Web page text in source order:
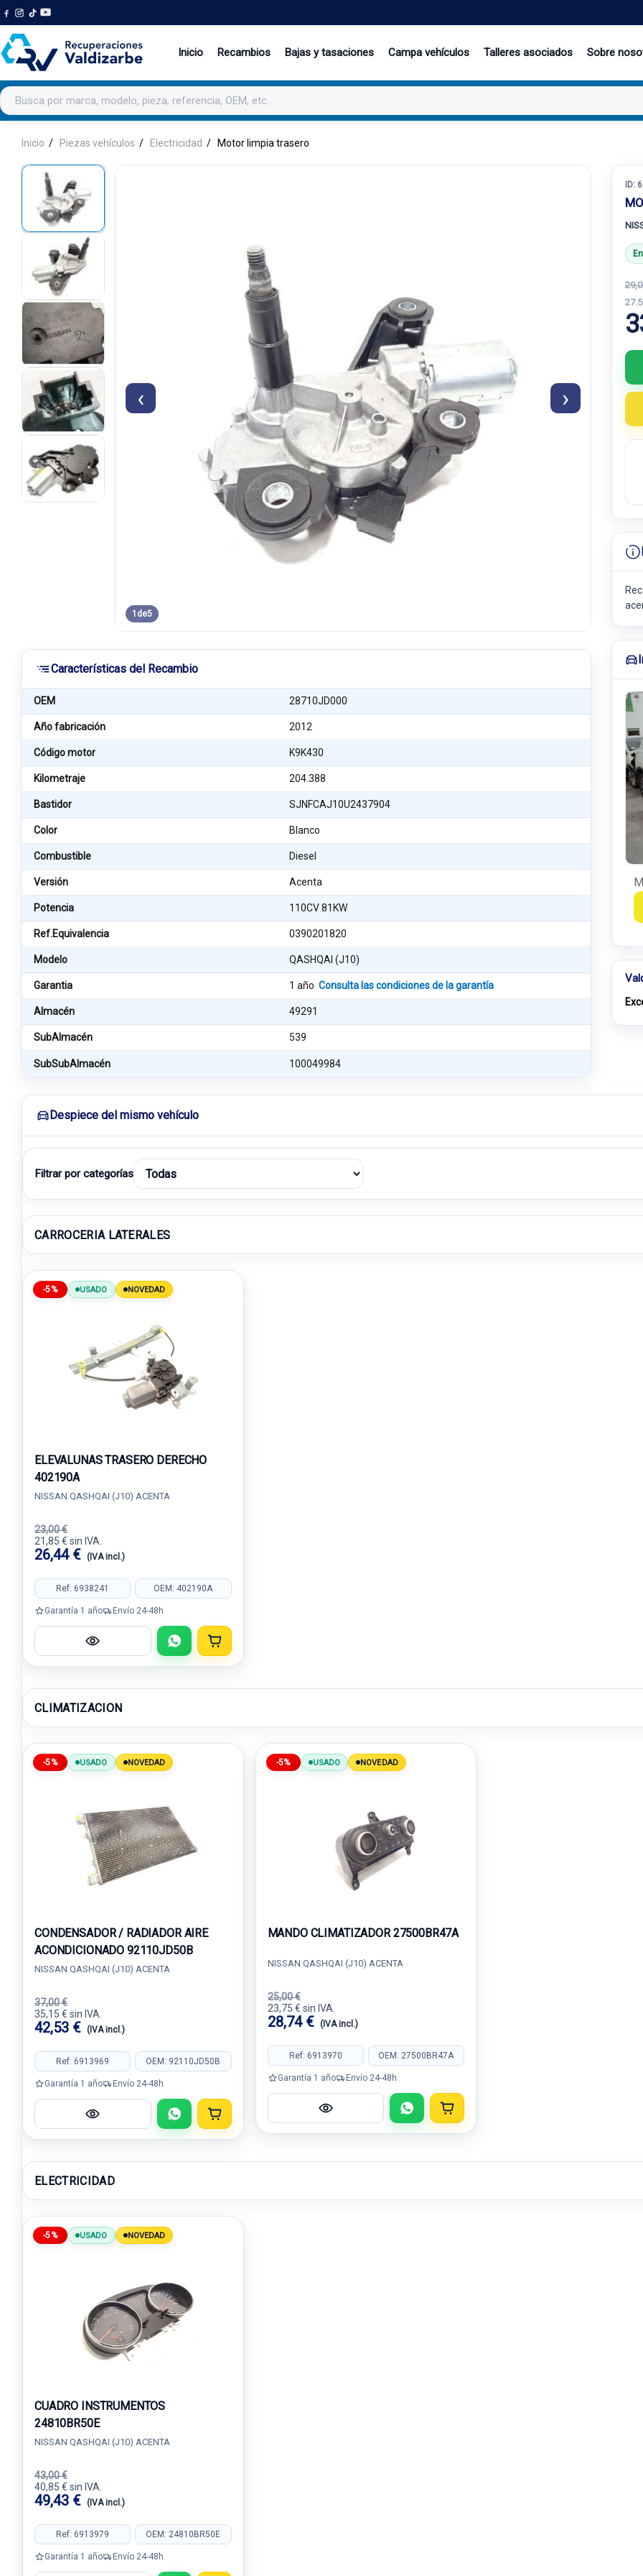
Inicio Recambios Bajas y tasaciones Campa vehículos Talleres asociados Sobre
Buscar productos
Inicio Piezas vehículos Electricidad Motor limpia trasero
‹ ›
1 de5
Características del Recambio
OEM 28710JD000
Año fabricación 2012
Código motor K9K430
Kilometraje 204.388
Bastidor SJNFCAJ10U2437904
Color Blanco
Combustible Diesel
Versión Acenta
Potencia 110CV 81KW
Ref.Equivalencia 0390201820
Modelo QASHQAI (J10)
Garantia 1 añoConsulta las condiciones de la garantía
Almacén 49291
SubAlmacén 539
SubSubAlmacén 100049984
ID:
Despiece del mismo vehículo
Filtrar por categorías
CARROCERIA LATERALES
-5% USADO NOVEDAD
ELEVALUNAS TRASERO DERECHO
402190A
NISSAN QASHQAI (J10) ACENTA
23,00 €
21,85 € sin IVA.
26,44 € (IVA incl.)
Ref: 6938241 OEM: 402190A
Garantía 1 año Envío 24-48h
CLIMATIZACION
-5% USADO NOVEDAD
CONDENSADOR / RADIADOR AIRE
ACONDICIONADO 92110JD50B
NISSAN QASHQAI (J10) ACENTA
37,00 €
35,15 € sin IVA.
42,53 € (IVA incl.)
Ref: 6913969 OEM: 92110JD50B
Garantía 1 año Envío 24-48h
-5% USADO NOVEDAD
MANDO CLIMATIZADOR 27500BR47A
NISSAN QASHQAI (J10) ACENTA
25,00 €
23,75 € sin IVA.
28,74 € (IVA incl.)
Ref: 6913970 OEM: 27500BR47A
Garantía 1 año Envío 24-48h
ELECTRICIDAD
-5% USADO NOVEDAD
CUADRO INSTRUMENTOS
24810BR50E
NISSAN QASHQAI (J10) ACENTA
43,00 €
40,85 € sin IVA.
49,43 € (IVA incl.)
Ref: 6913979 OEM: 24810BR50E
Garantía 1 año Envío 24-48h